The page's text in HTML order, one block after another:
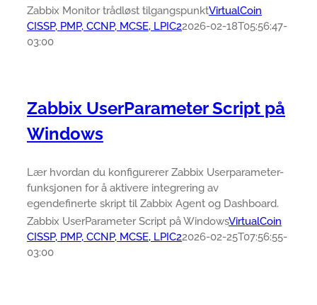
Zabbix Monitor trådløst tilgangspunktVirtualCoin
CISSP, PMP, CCNP, MCSE, LPIC22026-02-18T05:56:47-
03:00
Zabbix UserParameter Script på
Windows
Lær hvordan du konfigurerer Zabbix Userparameter-
funksjonen for å aktivere integrering av
egendefinerte skript til Zabbix Agent og Dashboard.
Zabbix UserParameter Script på WindowsVirtualCoin
CISSP, PMP, CCNP, MCSE, LPIC22026-02-25T07:56:55-
03:00